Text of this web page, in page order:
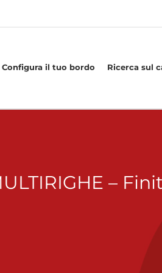
Configura il tuo bordo Ricerca sul
–